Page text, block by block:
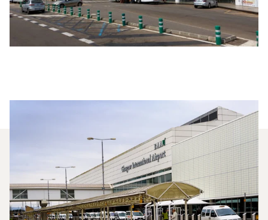
Milyen Típusú Repülőgépet
Bérelhetek Palma De Mallorca
És Glasgow Között?